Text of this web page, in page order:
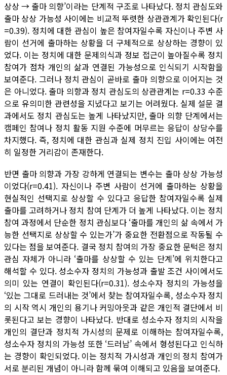
상상 → 출마 의향’이라는 단계적 구조로 나타났다. 정치 관심도와
출마 상상 가능성 사이에는 비교적 뚜렷한 상관관계가 확인된다(r
=0.39). 정치에 대한 관심이 높은 참여자일수록 자신이나 주변 사
람이 선거에 출마하는 상황을 더 구체적으로 상상하는 경향이 있
었다. 이는 정치에 대한 문제의식과 정보 접근이 높아질수록 정치
참여가 점차 개인의 삶과 연결된 가능성으로 인식되기 시작함을
보여준다. 그러나 정치 관심이 곧바로 출마 의향으로 이어지는 것
은 아니었다. 출마 의향과 정치 관심도의 상관관계는 r=0.33 수준
으로 유의미한 관련성을 지녔다고 보기는 어려웠다. 실제 설문 결
과에서도 정치 관심도는 높게 나타났지만, 출마 의향 단계에서는
캠페인 참여나 정치 활동 지원 수준에 머무르는 응답이 상당수를
차지했다. 즉, 정치에 대한 관심과 실제 정치 진입 사이에는 여전
히 일정한 거리감이 존재한다.
반면 출마 의향과 가장 강하게 연결되는 변수는 출마 상상 가능성
이었다(r=0.41). 자신이나 주변 사람이 선거에 출마하는 상황을
현실적인 선택지로 상상할 수 있다고 응답한 참여자일수록 실제
출마를 고려하거나 정치 참여 단계가 더 높게 나타났다. 이는 정치
참여 과정에서 단순한 정치 관심보다 ‘출마를 개인의 삶 속에서 가
능한 선택지로 상상할 수 있는가’가 중요한 전환점으로 작동될 수
있다는 점을 보여준다. 결국 정치 참여의 가장 중요한 문턱은 정치
관심 자체가 아니라 ‘출마를 상상할 수 있는 단계’에 위치한다고
해석할 수 있다. 성소수자 정치의 가능성과 출발 조건 사이에서도
의미 있는 연결이 확인된다(r=0.31). 성소수자 정치의 가능성을
‘있는 그대로 드러내는 것’에서 찾는 참여자일수록, 성소수자 정치
의 시작 역시 개인의 용기나 커밍아웃과 같은 개인적 결단에서 비
롯된다고 보는 경향이 나타났다. 반대로 성소수자 정치의 시작을
개인의 결단과 정치적 가시성의 문제로 이해하는 참여자일수록,
성소수자 정치의 가능성 또한 ‘드러남’ 속에서 형성된다고 인식하
는 경향이 확인되었다. 이는 정치적 가시성과 개인의 정치 참여가
서로 분리된 개념이 아니라 함께 묶여 이해되고 있음을 보여준다.